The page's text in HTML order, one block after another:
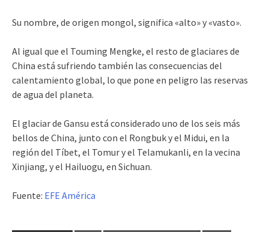
Su nombre, de origen mongol, significa «alto» y «vasto».
Al igual que el Touming Mengke, el resto de glaciares de
China está sufriendo también las consecuencias del
calentamiento global, lo que pone en peligro las reservas
de agua del planeta.
El glaciar de Gansu está considerado uno de los seis más
bellos de China, junto con el Rongbuk y el Midui, en la
región del Tíbet, el Tomur y el Telamukanli, en la vecina
Xinjiang, y el Hailuogu, en Sichuan.
Fuente: EFE América